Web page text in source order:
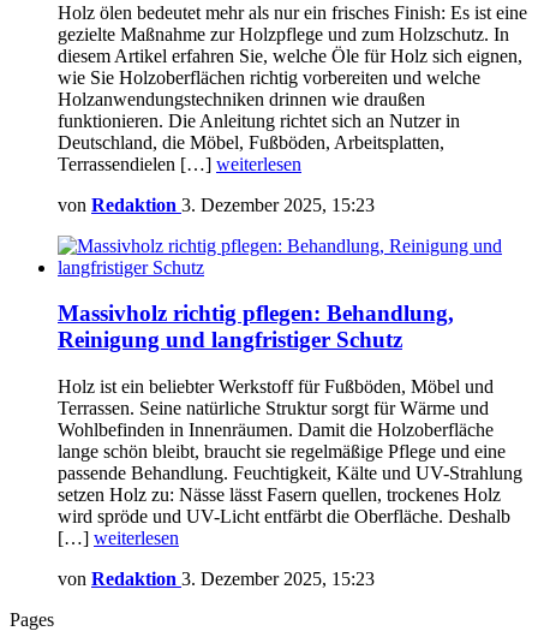
Holz ölen bedeutet mehr als nur ein frisches Finish: Es ist eine
gezielte Maßnahme zur Holzpflege und zum Holzschutz. In
diesem Artikel erfahren Sie, welche Öle für Holz sich eignen,
wie Sie Holzoberflächen richtig vorbereiten und welche
Holzanwendungstechniken drinnen wie draußen
funktionieren. Die Anleitung richtet sich an Nutzer in
Deutschland, die Möbel, Fußböden, Arbeitsplatten,
Terrassendielen […] weiterlesen
von Redaktion 3. Dezember 2025, 15:23
Massivholz richtig pflegen: Behandlung,
Reinigung und langfristiger Schutz
Holz ist ein beliebter Werkstoff für Fußböden, Möbel und
Terrassen. Seine natürliche Struktur sorgt für Wärme und
Wohlbefinden in Innenräumen. Damit die Holzoberfläche
lange schön bleibt, braucht sie regelmäßige Pflege und eine
passende Behandlung. Feuchtigkeit, Kälte und UV-Strahlung
setzen Holz zu: Nässe lässt Fasern quellen, trockenes Holz
wird spröde und UV-Licht entfärbt die Oberfläche. Deshalb
[…] weiterlesen
von Redaktion 3. Dezember 2025, 15:23
Pages